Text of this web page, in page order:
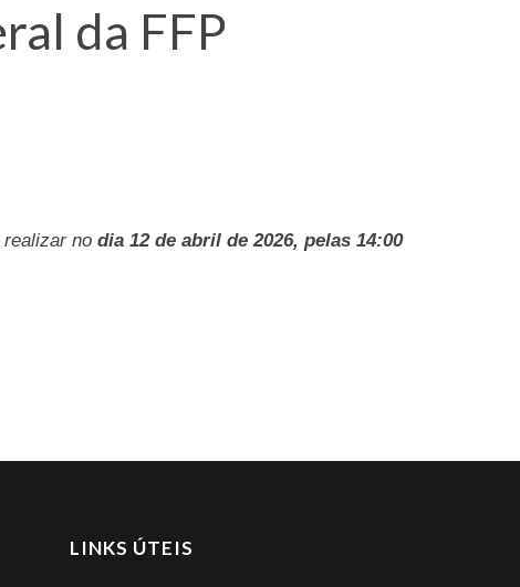
da FFP
realizar no dia 12 de abril de 2026, pelas 14:00
LINKS ÚTEIS